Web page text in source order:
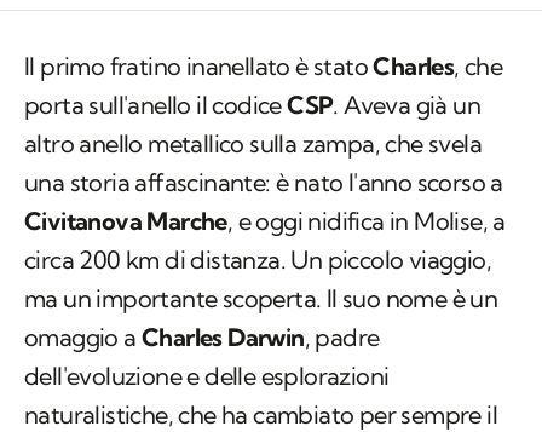
Il primo fratino inanellato è statoCharles, che
porta sull'anello il codiceCSP. Aveva già un
altro anello metallico sulla zampa, che svela
una storia affascinante: è nato l'anno scorso a
Civitanova Marche, e oggi nidifica in Molise, a
circa 200 km di distanza. Un piccolo viaggio,
ma un importante scoperta. Il suo nome è un
omaggio aCharles Darwin, padre
dell'evoluzione e delle esplorazioni
naturalistiche, che ha cambiato per sempre il